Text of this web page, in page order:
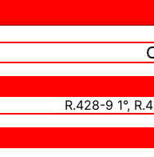
R.428-9 1°,